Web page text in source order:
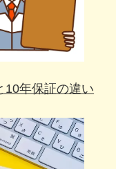
10年保証の違い